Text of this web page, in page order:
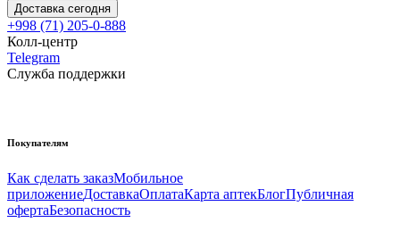
Доставка сегодня
+998 (71) 205-0-888
Колл-центр
Telegram
Служба поддержки
Покупателям
Как сделать заказМобильное
приложениеДоставкаОплатаКарта аптекБлогПубличная
офертаБезопасность